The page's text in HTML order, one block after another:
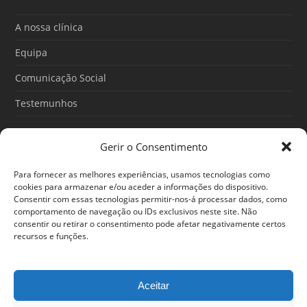
Gerir o Consentimento
Para fornecer as melhores experiências, usamos tecnologias como
cookies para armazenar e/ou aceder a informações do dispositivo.
Consentir com essas tecnologias permitir-nos-á processar dados, como
comportamento de navegação ou IDs exclusivos neste site. Não
consentir ou retirar o consentimento pode afetar negativamente certos
recursos e funções.
Aceitar
o e r
A nossa clínica
Equipa
Comunicação Social
Testemunhos
O Poder do Subconsciente: esse poder é teu
30/06/2026
Ansiedade: cuidar de si antes que o alerta tome conta da
sua vida